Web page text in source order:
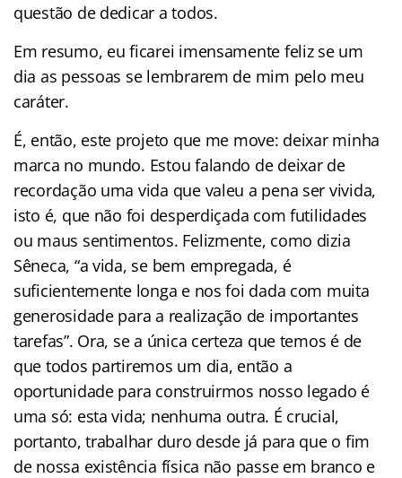
questão de dedicar a todos.
Em resumo, eu ficarei imensamente feliz se um
dia as pessoas se lembrarem de mim pelo meu
caráter.
É, então, este projeto que me move: deixar minha
marca no mundo. Estou falando de deixar de
recordação uma vida que valeu a pena ser vivida,
isto é, que não foi desperdiçada com futilidades
ou maus sentimentos. Felizmente, como dizia
Sêneca, “a vida, se bem empregada, é
suficientemente longa e nos foi dada com muita
generosidade para a realização de importantes
tarefas”. Ora, se a única certeza que temos é de
que todos partiremos um dia, então a
oportunidade para construirmos nosso legado é
uma só: esta vida; nenhuma outra. É crucial,
portanto, trabalhar duro desde já para que o fim
de nossa existência física não passe em branco e